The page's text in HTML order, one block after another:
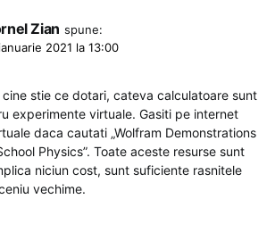
Zian spune:
2021 la 13:00
stie ce dotari, cateva calculatoare sunt
experimente virtuale. Gasiti pe internet
daca cautati „Wolfram Demonstrations
Physics”. Toate aceste resurse sunt
niciun cost, sunt suficiente rasnitele
vechime.